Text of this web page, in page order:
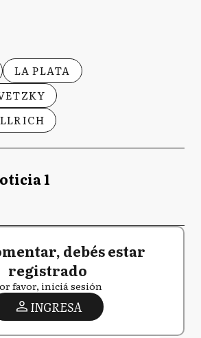
LA PLATA
1
debés estar
registrado
favor, iniciá sesión
INGRESA